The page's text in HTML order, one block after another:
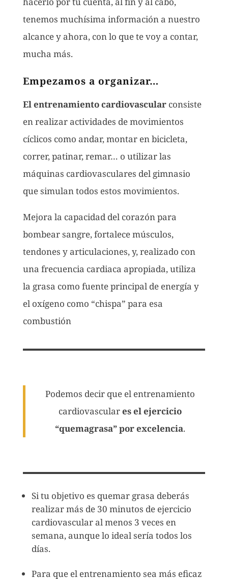
tenemos muchísima información a nuestro
alcance y ahora, con lo que te voy a contar,
mucha más.
Empezamos a organizar…
El entrenamiento cardiovascularconsiste
en realizar actividades de movimientos
cíclicos como andar, montar en bicicleta,
correr, patinar, remar… o utilizar las
máquinas cardiovasculares del gimnasio
que simulan todos estos movimientos.
Mejora la capacidad del corazón para
bombear sangre, fortalece músculos,
tendones y articulaciones, y, realizado con
una frecuencia cardiaca apropiada, utiliza
la grasa como fuente principal de energía y
el oxígeno como “chispa” para esa
combustión
Podemos decir que el entrenamiento
cardiovasculares el ejercicio
“quemagrasa” por excelencia.
Si tu objetivo es quemar grasa deberás
realizar más de 30 minutos de ejercicio
cardiovascular al menos 3 veces en
semana, aunque lo ideal sería todos los
días.
Para que el entrenamiento sea más eficaz